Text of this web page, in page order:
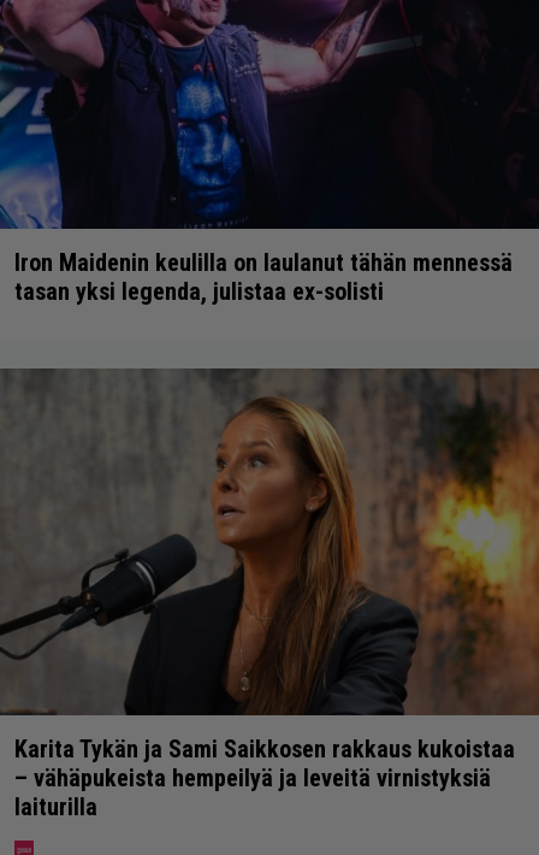
Iron Maidenin keulilla on laulanut tähän mennessä
tasan yksi legenda, julistaa ex-solisti
Karita Tykän ja Sami Saikkosen rakkaus kukoistaa
– vähäpukeista hempeilyä ja leveitä virnistyksiä
laiturilla